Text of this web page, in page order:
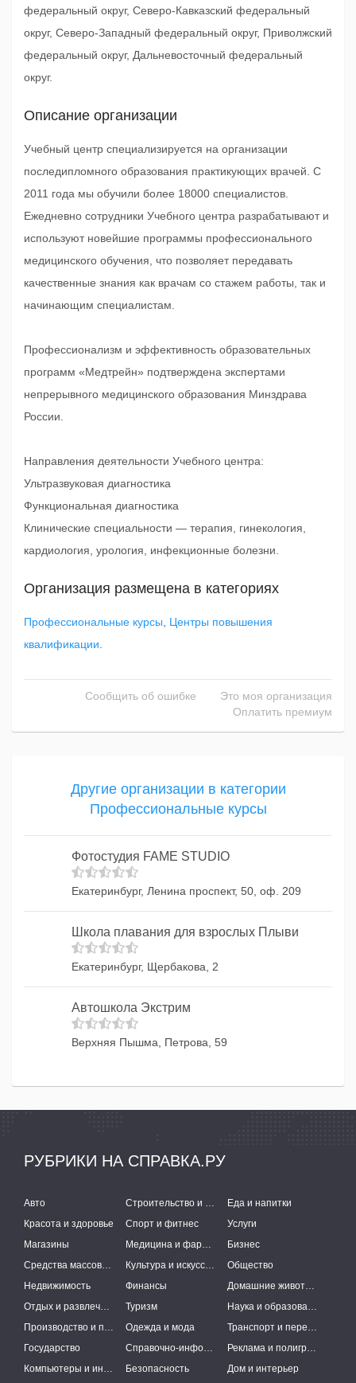
федеральный округ, Северо-Кавказский федеральный
округ, Северо-Западный федеральный округ, Приволжский
федеральный округ, Дальневосточный федеральный
округ.
Описание организации
Учебный центр специализируется на организации
последипломного образования практикующих врачей. С
2011 года мы обучили более 18000 специалистов.
Ежедневно сотрудники Учебного центра разрабатывают и
используют новейшие программы профессионального
медицинского обучения, что позволяет передавать
качественные знания как врачам со стажем работы, так и
начинающим специалистам.
Профессионализм и эффективность образовательных
программ «Медтрейн» подтверждена экспертами
непрерывного медицинского образования Минздрава
России.
Направления деятельности Учебного центра:
Ультразвуковая диагностика
Функциональная диагностика
Клинические специальности — терапия, гинекология,
кардиология, урология, инфекционные болезни.
Организация размещена в категориях
Профессиональные курсы
Центры повышения
квалификации
Сообщить об ошибке
Это моя организация
Оплатить премиум
Другие организации в категории
Профессиональные курсы
Фотостудия FAME STUDIO
Екатеринбург, Ленина проспект, 50, оф. 209
Школа плавания для взрослых Плыви
Екатеринбург, Щербакова, 2
Автошкола Экстрим
Верхняя Пышма, Петрова, 59
РУБРИКИ НА СПРАВКА.РУ
Авто Строительство и ремонт
Еда и напитки
Красота и здоровье
Спорт и фитнес
Услуги
Магазины
Медицина и фармацевтика
Бизнес
Средства массовой информации
Культура и искусство
Общество
Недвижимость
Финансы
Домашние животные
Отдых и развлечения
Туризм
Наука и образование
Производство и поставки
Одежда и мода
Транспорт и перевозки
Государство
Справочно-информационные системы
Реклама и полиграфия
Компьютеры и интернет
Безопасность Дом и интерьер